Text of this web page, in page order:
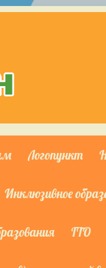
Логопункт
Инклюзивное
ГТО